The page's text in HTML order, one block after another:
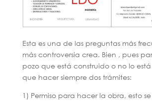
Esta es una de las preguntas más
más controversia crea. Bien , pues
pozo que está construido o no lo
que hacer siempre dos trámites:
1) Permiso para hacer la obra, esto